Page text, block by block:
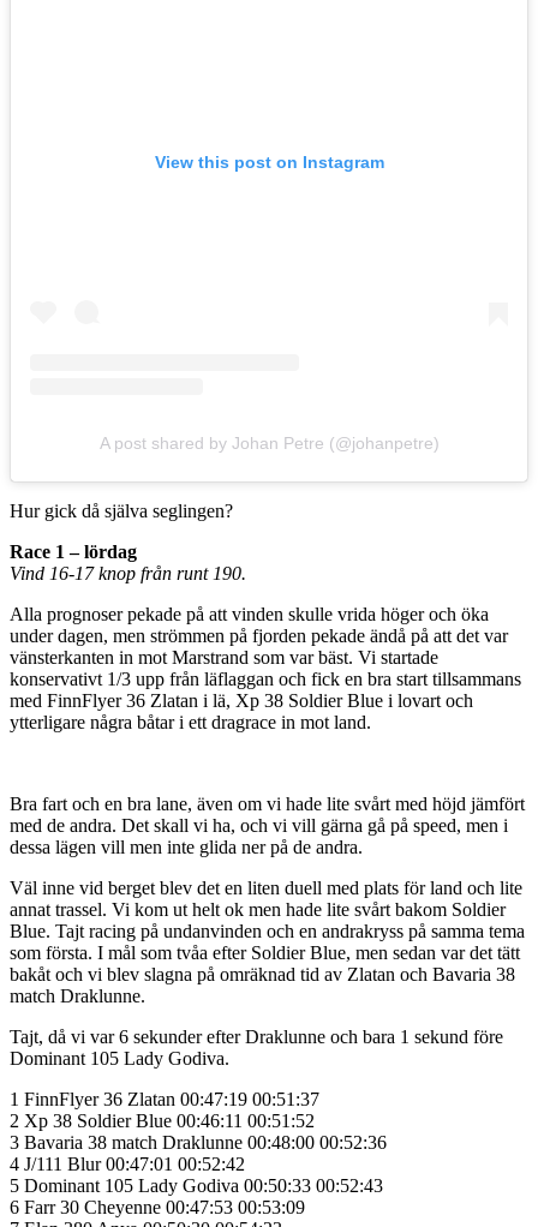
View this post on Instagram
A post shared by Johan Petre (@johanpetre)
Hur gick då själva seglingen?
Race 1 – lördag
Vind 16-17 knop från runt 190.
Alla prognoser pekade på att vinden skulle vrida höger och öka
under dagen, men strömmen på fjorden pekade ändå på att det var
vänsterkanten in mot Marstrand som var bäst. Vi startade
konservativt 1/3 upp från läflaggan och fick en bra start tillsammans
med FinnFlyer 36 Zlatan i lä, Xp 38 Soldier Blue i lovart och
ytterligare några båtar i ett dragrace in mot land.
Bra fart och en bra lane, även om vi hade lite svårt med höjd jämfört
med de andra. Det skall vi ha, och vi vill gärna gå på speed, men i
dessa lägen vill men inte glida ner på de andra.
Väl inne vid berget blev det en liten duell med plats för land och lite
annat trassel. Vi kom ut helt ok men hade lite svårt bakom Soldier
Blue. Tajt racing på undanvinden och en andrakryss på samma tema
som första. I mål som tvåa efter Soldier Blue, men sedan var det tätt
bakåt och vi blev slagna på omräknad tid av Zlatan och Bavaria 38
match Draklunne.
Tajt, då vi var 6 sekunder efter Draklunne och bara 1 sekund före
Dominant 105 Lady Godiva.
1 FinnFlyer 36 Zlatan 00:47:19 00:51:37
2 Xp 38 Soldier Blue 00:46:11 00:51:52
3 Bavaria 38 match Draklunne 00:48:00 00:52:36
4 J/111 Blur 00:47:01 00:52:42
5 Dominant 105 Lady Godiva 00:50:33 00:52:43
6 Farr 30 Cheyenne 00:47:53 00:53:09